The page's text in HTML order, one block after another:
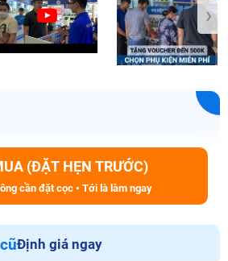
›
(ĐẶT HẸN TRƯỚC)
cần đặt cọc • Tới là làm ngay
Định giá ngay